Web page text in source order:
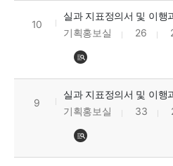
10
실과 지표정의서 및 이행
기획홍보실
26
9
실과 지표정의서 및 이행
기획홍보실
33